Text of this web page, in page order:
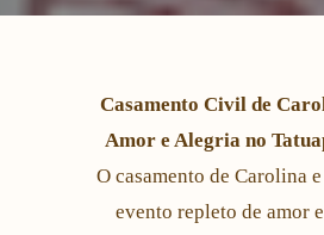
Casamento Civil de
Amor e Alegria no
O casamento de Carolina
evento repleto de amor